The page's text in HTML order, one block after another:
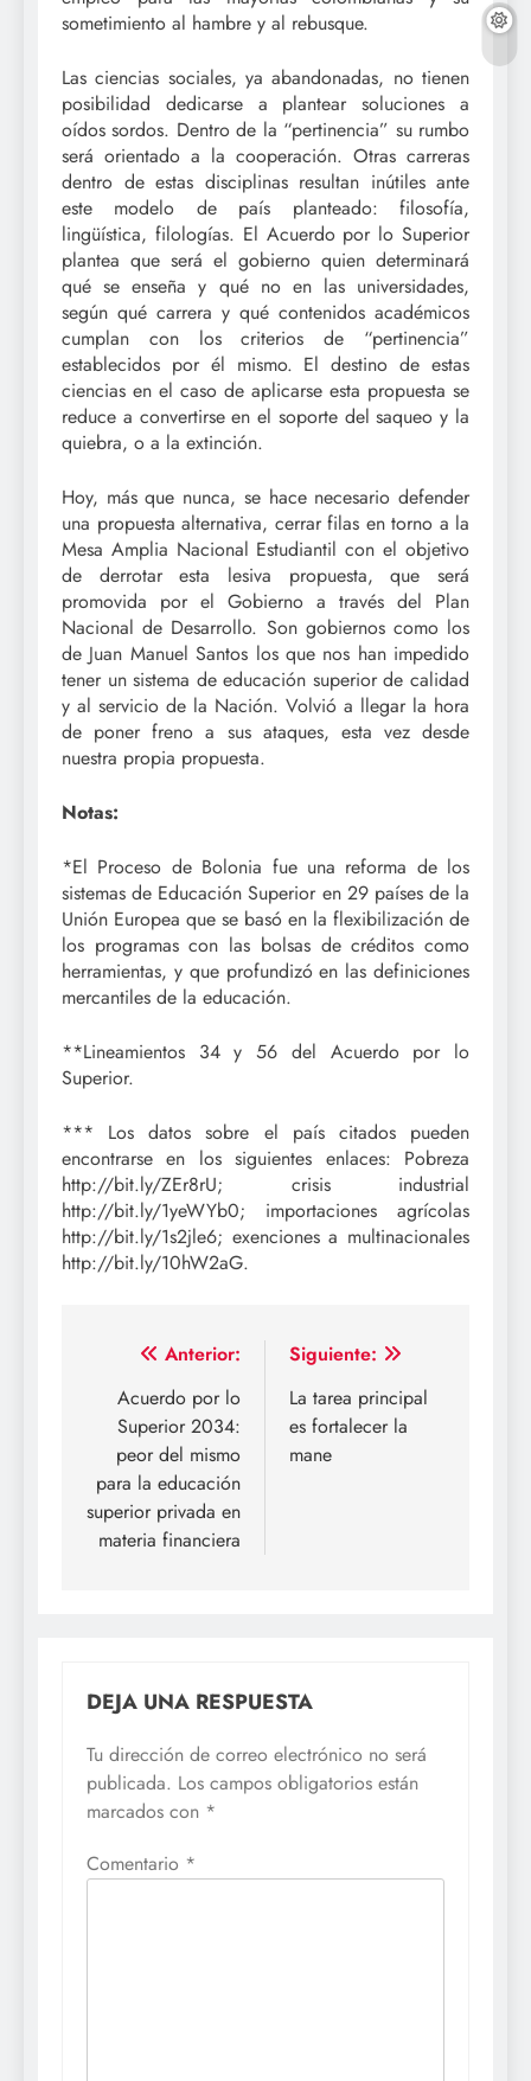
sometimiento al hambre y al rebusque.
Las ciencias sociales, ya abandonadas, no tienen
posibilidad dedicarse a plantear soluciones a
oídos sordos. Dentro de la “pertinencia” su rumbo
será orientado a la cooperación. Otras carreras
dentro de estas disciplinas resultan inútiles ante
este modelo de país planteado: filosofía,
lingüística, filologías. El Acuerdo por lo Superior
plantea que será el gobierno quien determinará
qué se enseña y qué no en las universidades,
según qué carrera y qué contenidos académicos
cumplan con los criterios de “pertinencia”
establecidos por él mismo. El destino de estas
ciencias en el caso de aplicarse esta propuesta se
reduce a convertirse en el soporte del saqueo y la
quiebra, o a la extinción.
Hoy, más que nunca, se hace necesario defender
una propuesta alternativa, cerrar filas en torno a la
Mesa Amplia Nacional Estudiantil con el objetivo
de derrotar esta lesiva propuesta, que será
promovida por el Gobierno a través del Plan
Nacional de Desarrollo. Son gobiernos como los
de Juan Manuel Santos los que nos han impedido
tener un sistema de educación superior de calidad
y al servicio de la Nación. Volvió a llegar la hora
de poner freno a sus ataques, esta vez desde
nuestra propia propuesta.
Notas:
*El Proceso de Bolonia fue una reforma de los
sistemas de Educación Superior en 29 países de la
Unión Europea que se basó en la flexibilización de
los programas con las bolsas de créditos como
herramientas, y que profundizó en las definiciones
mercantiles de la educación.
**Lineamientos 34 y 56 del Acuerdo por lo
Superior.
*** Los datos sobre el país citados pueden
encontrarse en los siguientes enlaces: Pobreza
http://bit.ly/ZEr8rU; crisis industrial
http://bit.ly/1yeWYb0; importaciones agrícolas
http://bit.ly/1s2jle6; exenciones a multinacionales
http://bit.ly/10hW2aG.
Navegación
de
entradas
Anterior:
Acuerdo por lo
Superior 2034:
peor del mismo
para la educación
superior privada en
materia financiera
Siguiente:
La tarea principal
es fortalecer la
mane
DEJA UNA RESPUESTA
Tu dirección de correo electrónico no será
publicada. Los campos obligatorios están
marcados con *
Comentario *